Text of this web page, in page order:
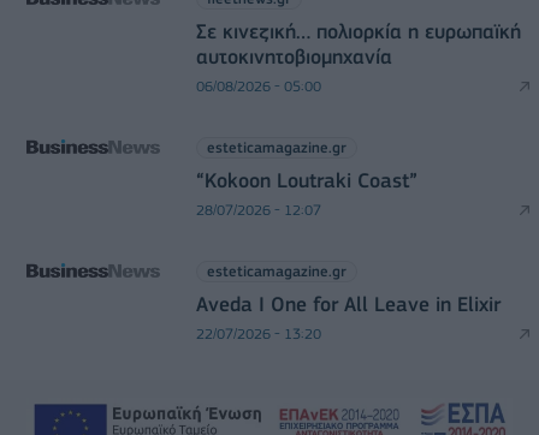
Σε κινεζική… πολιορκία η ευρωπαϊκή
αυτοκινητοβιομηχανία
06/08/2026 - 05:00
esteticamagazine.gr
“Kokoon Loutraki Coast”
28/07/2026 - 12:07
esteticamagazine.gr
Aveda I One for All Leave in Elixir
22/07/2026 - 13:20